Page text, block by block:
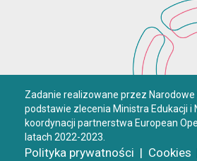
Zadanie realizowane przez Narodowe
podstawie zlecenia Ministra Edukacji i
koordynacji partnerstwa European
latach 2022-2023.
Polityka prywatności | Cookies